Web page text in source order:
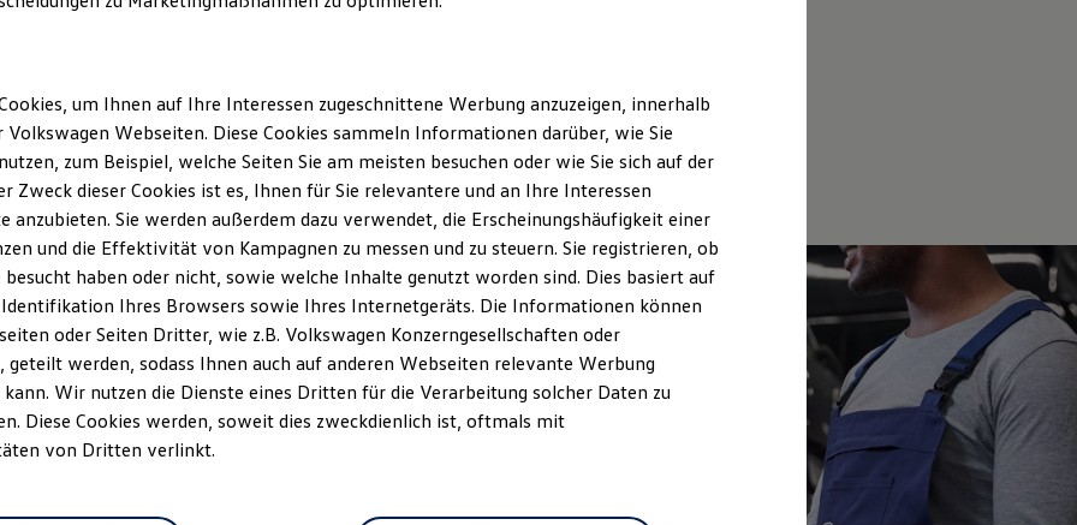
um Ihnen auf Ihre Interessen zugeschnittene Werbung anzuzeigen, innerhalb
Volkswagen Webseiten. Diese Cookies sammeln Informationen darüber, wie Sie
zum Beispiel, welche Seiten Sie am meisten besuchen oder wie Sie sich auf der
Zweck dieser Cookies ist es, Ihnen für Sie relevantere und an Ihre Interessen
anzubieten. Sie werden außerdem dazu verwendet, die Erscheinungshäufigkeit einer
und die Effektivität von Kampagnen zu messen und zu steuern. Sie registrieren, ob
besucht haben oder nicht, sowie welche Inhalte genutzt worden sind. Dies basiert auf
Ihres Browsers sowie Ihres Internetgeräts. Die Informationen können
oder Seiten Dritter, wie z.B. Volkswagen Konzerngesellschaften oder
geteilt werden, sodass Ihnen auch auf anderen Webseiten relevante Werbung
Wir nutzen die Dienste eines Dritten für die Verarbeitung solcher Daten zu
Diese Cookies werden, soweit dies zweckdienlich ist, oftmals mit
von Dritten verlinkt.